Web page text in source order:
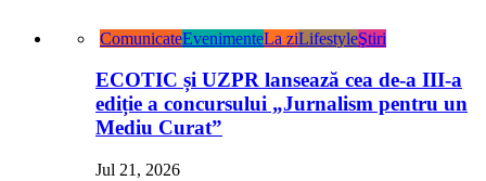
ComunicateEvenimenteLa ziLifestyleŞtiri
ECOTIC și UZPR lansează cea de-a III-a
ediție a concursului „Jurnalism pentru un
Mediu Curat”
Jul 21, 2026